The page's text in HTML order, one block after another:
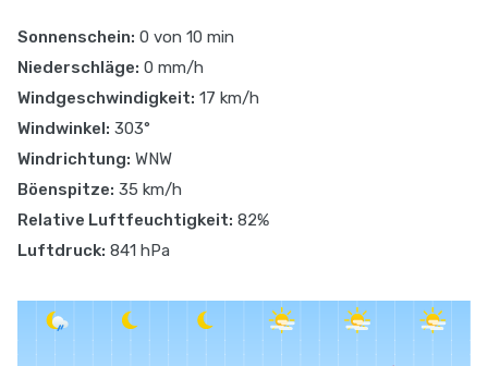
Sonnenschein: 0 von 10 min
Niederschläge: 0 mm/h
Windgeschwindigkeit: 17 km/h
Windwinkel: 303°
Windrichtung: WNW
Böenspitze: 35 km/h
Relative Luftfeuchtigkeit: 82%
Luftdruck: 841 hPa